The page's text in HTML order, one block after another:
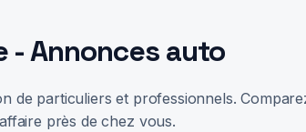
- Annonces auto
de particuliers et professionnels.
près de chez vous.